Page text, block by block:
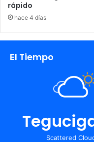
rápido
hace 4 días
El Tiempo
Scattered